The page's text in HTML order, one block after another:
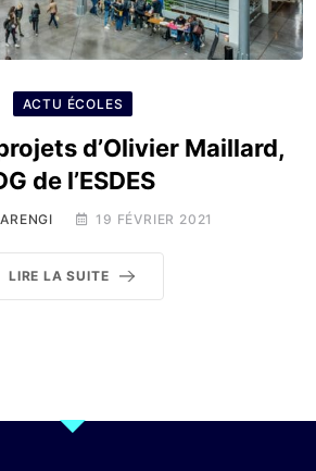
ACTU ÉCOLES
d’Olivier Maillard,
de l’ESDES
19 FÉVRIER 2021
LIRE LA SUITE